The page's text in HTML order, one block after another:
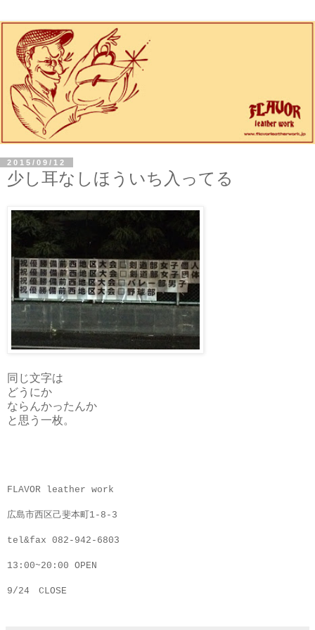
2015/09/12
少し耳なしほういち入ってる
同じ文字は
どうにか
ならんかったんか
と思う一枚。
FLAVOR leather work
広島市西区己斐本町1-8-3
tel&fax 082-942-6803
13:00~20:00 OPEN
9/24 CLOSE